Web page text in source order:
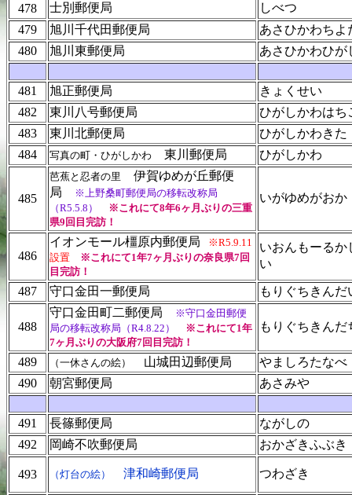
478
士別郵便局
しべつ
479
旭川千代田郵便局
あさひかわちよ
480
旭川東郵便局 あさひかわひが
481 旭正郵便局
きょくせい
482
東川八号郵便局
ひがしかわはち
483
東川北郵便局
ひがしかわきた
484
写真の町・ひがしかわ 東川郵便局 ひがしかわ
485
芭蕉と忍者の里
伊賀ゆめが丘郵便
局
※上野桑町郵便局の移転改称局
（R5.5.8）
※これにて8年6ヶ月ぶりの三重
県9回目完訪！
いがゆめがおか
486
イオンモール橿原内郵便局
※R5.9.11
設置
※これにて1年7ヶ月ぶりの奈良県7回
目完訪！
いおんもーるか
い
487 守口金田一郵便局 もりぐちきんだ
488
守口金田町二郵便局
※守口金田郵便
局の移転改称局（R4.8.22）
※これにて1年
7ヶ月ぶりの大阪府7回目完訪！
もりぐちきんだ
489 （一休さんの絵） 山城田辺郵便局
やましろたなべ
490
朝宮郵便局 あさみや
491 長篠郵便局
ながしの
492
岡崎不吹郵便局 おかざきふぶき
493 （灯台の絵） 津和崎郵便局 つわざき